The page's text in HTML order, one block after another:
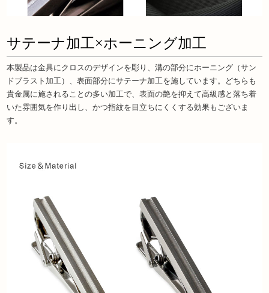
サテーナ加工×ホーニング加工
本製品は金具にクロスのデザインを彫り、溝の部分にホーニング（サン
ドブラスト加工）、表面部分にサテーナ加工を施しています。どちらも
貴金属に施されることの多い加工で、表面の艶を抑えて高級感と落ち着
いた雰囲気を作り出し、かつ指紋を目立ちにくくする効果もございま
す。